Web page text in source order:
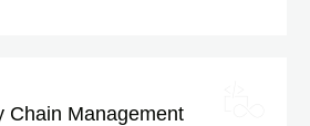
Chain Management